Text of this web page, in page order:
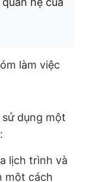
làm việc
dụng một
lịch trình và
một cách